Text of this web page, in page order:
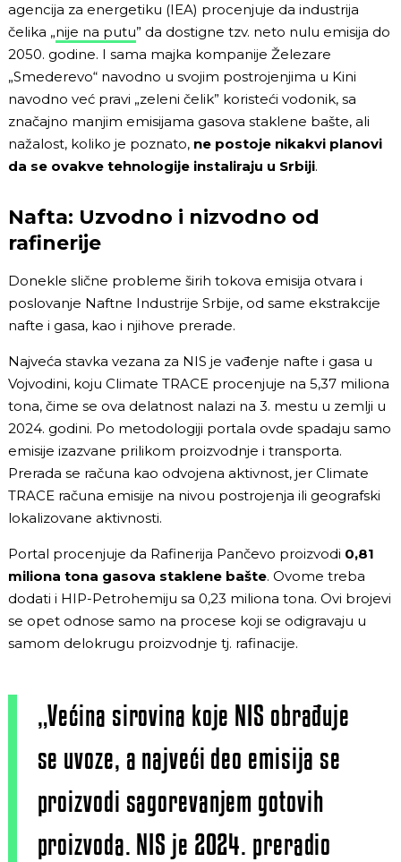
agencija za energetiku (IEA) procenjuje da industrija
čelika „nije na putu” da dostigne tzv. neto nulu emisija do
2050. godine. I sama majka kompanije Železare
„Smederevo“ navodno u svojim postrojenjima u Kini
navodno već pravi „zeleni čelik” koristeći vodonik, sa
značajno manjim emisijama gasova staklene bašte, ali
nažalost, koliko je poznato, ne postoje nikakvi planovi
da se ovakve tehnologije instaliraju u Srbiji.
Nafta: Uzvodno i nizvodno od
rafinerije
Donekle slične probleme širih tokova emisija otvara i
poslovanje Naftne Industrije Srbije, od same ekstrakcije
nafte i gasa, kao i njihove prerade.
Najveća stavka vezana za NIS je vađenje nafte i gasa u
Vojvodini, koju Climate TRACE procenjuje na 5,37 miliona
tona, čime se ova delatnost nalazi na 3. mestu u zemlji u
2024. godini. Po metodologiji portala ovde spadaju samo
emisije izazvane prilikom proizvodnje i transporta.
Prerada se računa kao odvojena aktivnost, jer Climate
TRACE računa emisije na nivou postrojenja ili geografski
lokalizovane aktivnosti.
Portal procenjuje da Rafinerija Pančevo proizvodi 0,81
miliona tona gasova staklene bašte. Ovome treba
dodati i HIP-Petrohemiju sa 0,23 miliona tona. Ovi brojevi
se opet odnose samo na procese koji se odigravaju u
samom delokrugu proizvodnje tj. rafinacije.
„Većina sirovina koje NIS obrađuje
se uvoze, a najveći deo emisija se
proizvodi sagorevanjem gotovih
proizvoda. NIS je 2024. preradio